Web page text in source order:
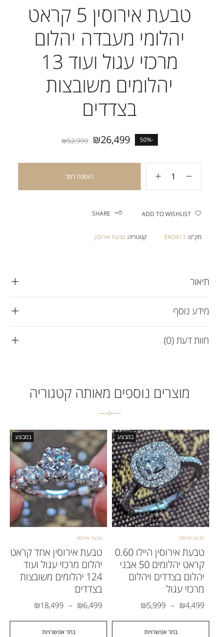
טבעת אירוסין 5 קראט
יהלומי מעבדה יהלום
מרכזי עגול ועוד 13
יהלומים משובצות
בצדדים
-50%
₪52,999 ₪26,499
הוספה לסל
ADD TO WISHLIST
SHARE
מק"ט: ERO413 קטגוריה:טבעת אירוסין
תיאור
מידע נוסף
חוות דעת (0)
מוצרים נוספים מאותה קטגוריה
במבצע
בחר אפשרויות
טבעת אירוסין
טבעת אירוסין היילו 0.60
קראט יהלומים 50 אבני
יהלום בצדדים ויהלום
מרכזי עגול
₪4,499
–
₪5,999
במבצע
בחר אפשרויות
טבעת אירוסין
טבעת אירוסין אחד קראט
יהלום מרכזי עגול ועוד
124 יהלומים משובצות
בצדדים
₪6,499
–
₪18,499